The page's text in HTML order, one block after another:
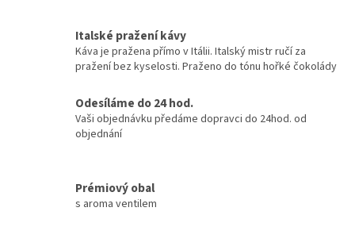
s
u
Italské pražení kávy
Káva je pražena přímo v Itálii. Italský mistr ručí za
pražení bez kyselosti. Praženo do tónu hořké čokolády
Odesíláme do 24 hod.
Vaši objednávku předáme dopravci do 24hod. od
objednání
Prémiový obal
s aroma ventilem